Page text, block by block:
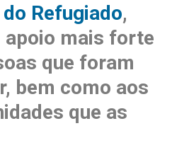
Refugiado,
apoio mais forte
que foram
bem como aos
que as